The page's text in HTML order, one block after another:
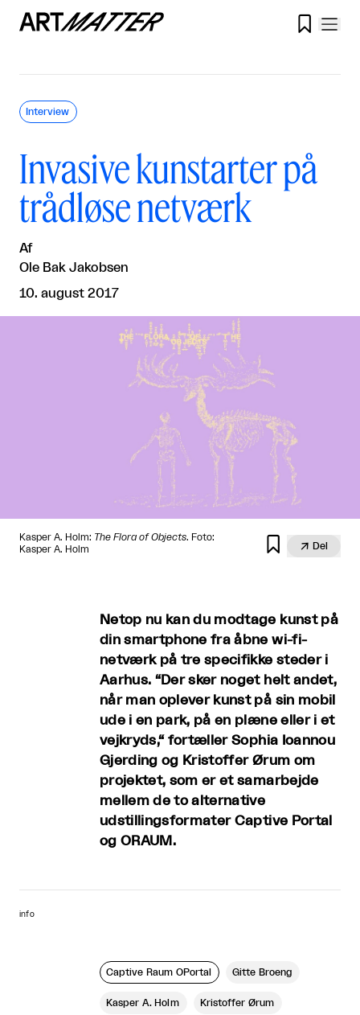

Invasive kunstarter på
trådløse netværk
Af
Ole Bak Jakobsen
10. august 2017
Interview
Kasper A. Holm: The Flora of Objects. Foto:
Kasper A. Holm
  Del
Netop nu kan du modtage kunst på
din smartphone fra åbne wi-fi-
netværk på tre specifikke steder i
Aarhus. “Der sker noget helt andet,
når man oplever kunst på sin mobil
ude i en park, på en plæne eller i et
vejkryds,“ fortæller Sophia Ioannou
Gjerding og Kristoffer Ørum om
projektet, som er et samarbejde
mellem de to alternative
udstillingsformater Captive Portal
og ORAUM.
info
Captive Raum OPortal Gitte Broeng
Kasper A. Holm Kristoffer Ørum